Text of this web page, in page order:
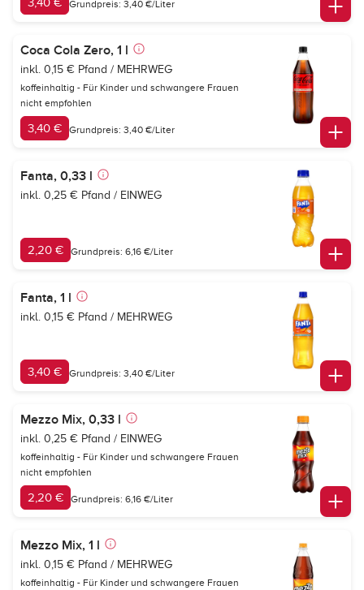
Grundpreis: 3,40 €/Liter
Coca Cola Zero, 1 l
inkl. 0,15 € Pfand / MEHRWEG
koffeinhaltig - Für Kinder und schwangere Frauen
nicht empfohlen
3,40 € Grundpreis: 3,40 €/Liter
Fanta, 0,33 l
inkl. 0,25 € Pfand / EINWEG
2,20 € Grundpreis: 6,16 €/Liter
Fanta, 1 l
inkl. 0,15 € Pfand / MEHRWEG
3,40 € Grundpreis: 3,40 €/Liter
Mezzo Mix, 0,33 l
inkl. 0,25 € Pfand / EINWEG
koffeinhaltig - Für Kinder und schwangere Frauen
nicht empfohlen
2,20 € Grundpreis: 6,16 €/Liter
Mezzo Mix, 1 l
inkl. 0,15 € Pfand / MEHRWEG
koffeinhaltig - Für Kinder und schwangere Frauen